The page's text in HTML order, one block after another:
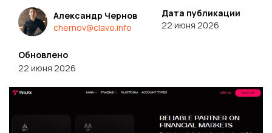
Александр Чернов
chernov@clavo.info
Дата публикации
22 июня 2026
Обновлено
22 июня 2026